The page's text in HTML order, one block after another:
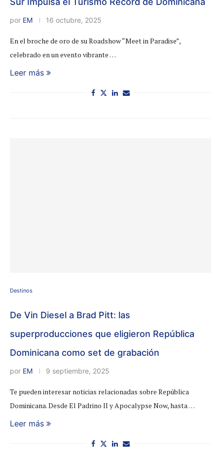
por EM 16 octubre, 2025
En el broche de oro de su Roadshow “Meet in Paradise”,
celebrado en un evento vibrante …
Leer más
Destinos
De Vin Diesel a Brad Pitt: las
superproducciones que eligieron República
Dominicana como set de grabación
por EM 9 septiembre, 2025
Te pueden interesar noticias relacionadas sobre República
Dominicana. Desde El Padrino II y Apocalypse Now, hasta …
Leer más